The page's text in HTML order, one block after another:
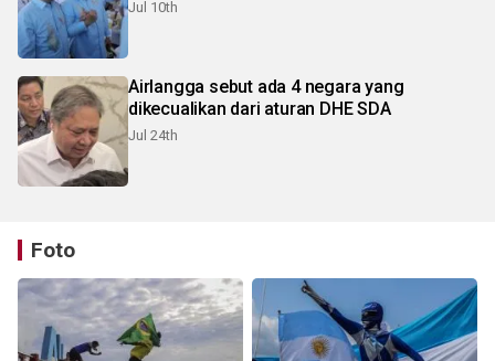
Jul 10th
Airlangga sebut ada 4 negara yang
dikecualikan dari aturan DHE SDA
Jul 24th
Foto